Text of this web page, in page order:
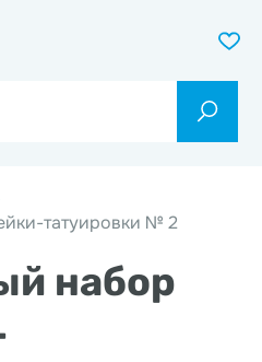
татуировки № 2
набор